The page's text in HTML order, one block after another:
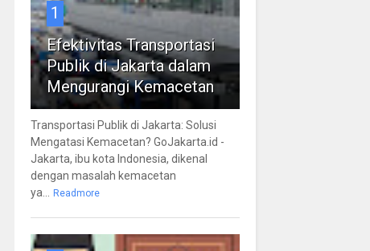
1
Efektivitas Transportasi
Publik di Jakarta dalam
Mengurangi Kemacetan
Transportasi Publik di Jakarta: Solusi
Mengatasi Kemacetan? GoJakarta.id -
Jakarta, ibu kota Indonesia, dikenal
dengan masalah kemacetan
ya... Readmore